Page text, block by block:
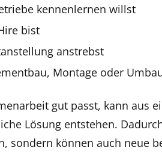
kennenlernen willst
bist
anstrebst
Montage oder
gut passt, kann aus
Lösung entstehen.
sondern können auch neue